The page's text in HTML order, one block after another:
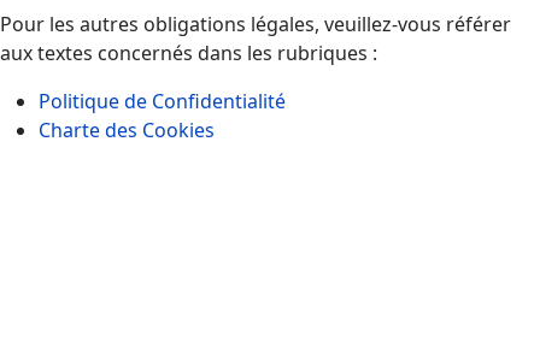
Pour les autres obligations légales, veuillez-vous référer
aux textes concernés dans les rubriques :
Politique de Confidentialité
Charte des Cookies